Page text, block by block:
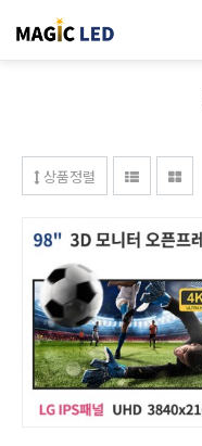
상품정렬